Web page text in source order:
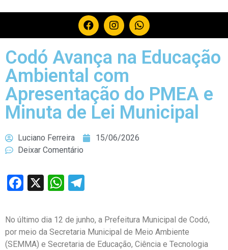
Codó Avança na Educação
Ambiental com
Apresentação do PMEA e
Minuta de Lei Municipal
Luciano Ferreira
15/06/2026
Deixar Comentário
Facebook
X WhatsApp
No último dia 12 de junho, a Prefeitura Municipal de Codó,
por meio da Secretaria Municipal de Meio Ambiente
(SEMMA) e Secretaria de Educação, Ciência e Tecnologia